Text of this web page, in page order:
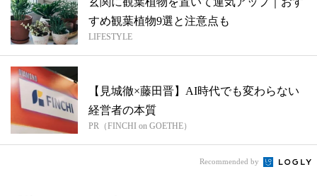
すめ観葉植物9選と注意点も
LIFESTYLE
【見城徹×藤田晋】AI時代でも変わらない
経営者の本質
PR（FINCHI on GOETHE）
Recommended by